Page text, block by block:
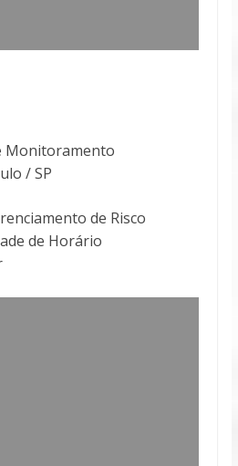
Monitoramento
/ SP
de Risco
de Horário